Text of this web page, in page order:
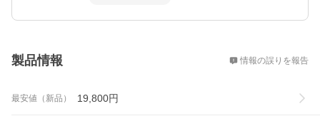
製品情報 情報の誤りを報告
最安値（新品） 19,800円